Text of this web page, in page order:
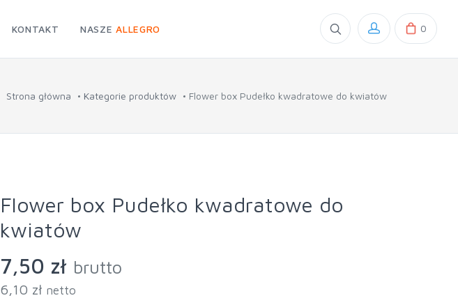
KONTAKT NASZEALLEGRO 0
Strona główna Kategorie produktów Flower box Pudełko kwadratowe do kwiatów
Flower box Pudełko kwadratowe do
kwiatów
7,50 zł brutto
6,10 zł netto